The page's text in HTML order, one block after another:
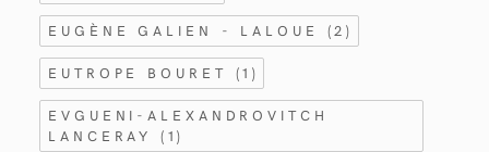
EUGÈNE GALIEN - LALOUE (2)
EUTROPE BOURET (1)
EVGUENI-ALEXANDROVITCH
LANCERAY(1)